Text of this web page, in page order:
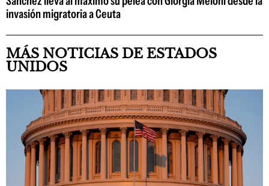
invasión migratoria a Ceuta
MÁS NOTICIAS DE ESTADOS
UNIDOS